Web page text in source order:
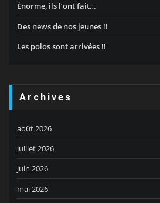
Énorme, ils l’ont fait…
Des news de nos jeunes !!
Les polos sont arrivées !!
Archives
août 2026
juillet 2026
juin 2026
mai 2026